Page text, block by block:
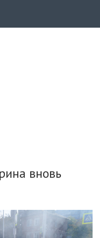
вновь